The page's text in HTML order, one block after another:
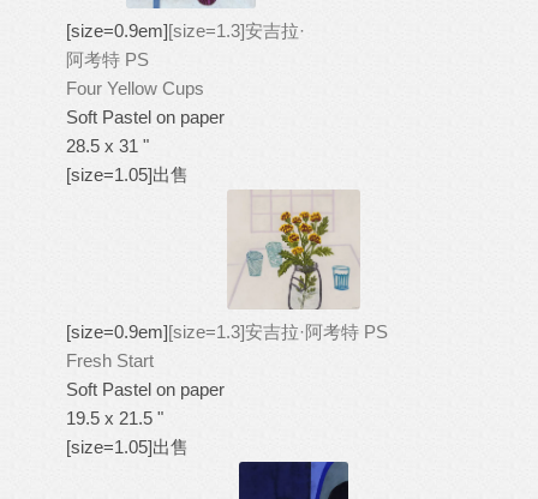
[size=0.9em][size=1.3]安吉拉·
阿考特 PS
Four Yellow Cups
Soft Pastel on paper
28.5 x 31 "
[size=1.05]出售
[size=0.9em][size=1.3]安吉拉·阿考特 PS
Fresh Start
Soft Pastel on paper
19.5 x 21.5 "
[size=1.05]出售